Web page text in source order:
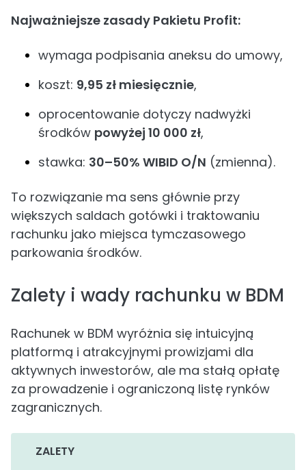
Najważniejsze zasady Pakietu Profit:
wymaga podpisania aneksu do umowy,
koszt: 9,95 zł miesięcznie,
oprocentowanie dotyczy nadwyżki
środków powyżej 10 000 zł,
stawka: 30–50% WIBID O/N (zmienna).
To rozwiązanie ma sens głównie przy
większych saldach gotówki i traktowaniu
rachunku jako miejsca tymczasowego
parkowania środków.
Zalety i wady rachunku w BDM
Rachunek w BDM wyróżnia się intuicyjną
platformą i atrakcyjnymi prowizjami dla
aktywnych inwestorów, ale ma stałą opłatę
za prowadzenie i ograniczoną listę rynków
zagranicznych.
ZALETY